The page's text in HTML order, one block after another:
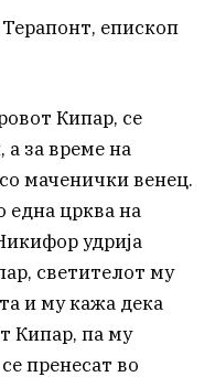
епископ
Кипар, се
а за време на
маченички венец.
една црква на
удрија
светителот му
и му кажа дека
Кипар, па му
пренесат во